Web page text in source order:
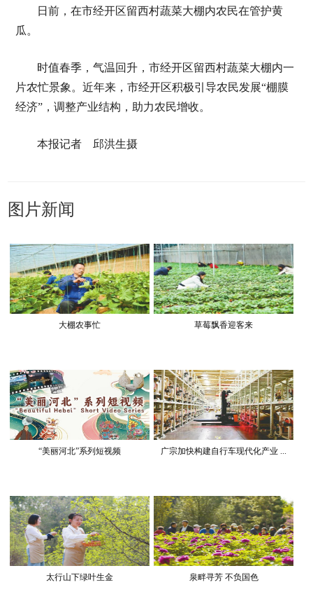
日前，在市经开区留西村蔬菜大棚内农民在管护黄
瓜。
时值春季，气温回升，市经开区留西村蔬菜大棚内一
片农忙景象。近年来，市经开区积极引导农民发展“棚膜
经济”，调整产业结构，助力农民增收。
本报记者 邱洪生摄
图片新闻
大棚农事忙 草莓飘香迎客来
“美丽河北”系列短视频 广宗加快构建自行车现代化产业 ...
太行山下绿叶生金 泉畔寻芳 不负国色